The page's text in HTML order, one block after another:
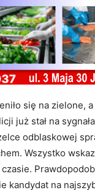
się na zielone,
już stał na
odblaskowej
Wszystko
kandydat na